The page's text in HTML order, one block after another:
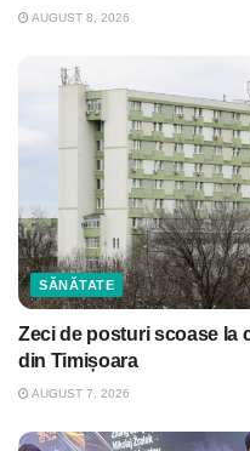
AUGUST 8, 2026
SĂNĂTATE
Zeci de posturi scoase la
din Timișoara
AUGUST 7, 2026